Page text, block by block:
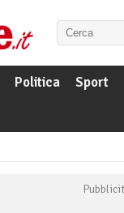
Politica Sport